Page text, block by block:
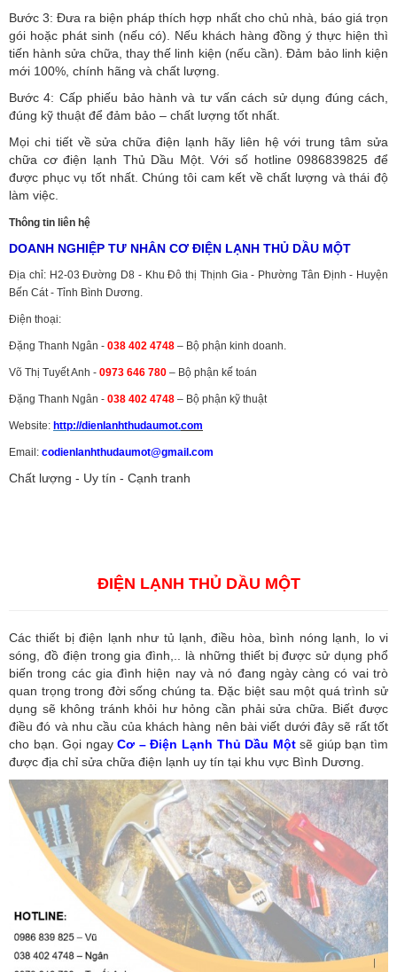
Bước 3: Đưa ra biện pháp thích hợp nhất cho chủ nhà, báo giá trọn
gói hoặc phát sinh (nếu có). Nếu khách hàng đồng ý thực hiện thì
tiến hành sửa chữa, thay thế linh kiện (nếu cần). Đảm bảo linh kiện
mới 100%, chính hãng và chất lượng.
Bước 4: Cấp phiếu bảo hành và tư vấn cách sử dụng đúng cách,
đúng kỹ thuật để đảm bảo – chất lượng tốt nhất.
Mọi chi tiết về sửa chữa điện lạnh hãy liên hệ với trung tâm sửa
chữa cơ điện lạnh Thủ Dầu Một. Với số hotline 0986839825 để
được phục vụ tốt nhất. Chúng tôi cam kết về chất lượng và thái độ
làm việc.
Thông tin liên hệ
DOANH NGHIỆP TƯ NHÂN CƠ ĐIỆN LẠNH THỦ DẦU MỘT
Địa chỉ: H2-03 Đường D8 - Khu Đô thị Thịnh Gia - Phường Tân Định - Huyện
Bến Cát - Tỉnh Bình Dương.
Điện thoại:
Đặng Thanh Ngân - 038 402 4748 – Bộ phận kinh doanh.
Võ Thị Tuyết Anh - 0973 646 780 – Bộ phận kế toán
Đặng Thanh Ngân - 038 402 4748 – Bộ phận kỹ thuật
Website: http://dienlanhthudaumot.com
Email: codienlanhthudaumot@gmail.com
Chất lượng - Uy tín - Cạnh tranh
ĐIỆN LẠNH THỦ DẦU MỘT
Các thiết bị điện lạnh như tủ lạnh, điều hòa, bình nóng lạnh, lo vi
sóng, đồ điện trong gia đình,.. là những thiết bị được sử dụng phổ
biến trong các gia đình hiện nay và nó đang ngày càng có vai trò
quan trọng trong đời sống chúng ta. Đặc biệt sau một quá trình sử
dụng sẽ không tránh khỏi hư hỏng cần phải sửa chữa. Biết được
điều đó và nhu cầu của khách hàng nên bài viết dưới đây sẽ rất tốt
cho bạn. Gọi ngayCơ – Điện Lạnh Thủ Dầu Một sẽ giúp bạn tìm
được địa chỉ sửa chữa điện lạnh uy tín tại khu vực Bình Dương.